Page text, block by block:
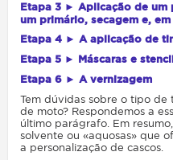
Etapa 3 ► Aplicação de um
um primário, secagem e,
Etapa 4 ► A aplicação de
Etapa 5 ► Máscaras e
Etapa 6 ► A vernizagem
Tem dúvidas sobre o tipo
de moto? Respondemos a
último parágrafo. Em
solvente ou «aquosas» que
a personalização de cascos.